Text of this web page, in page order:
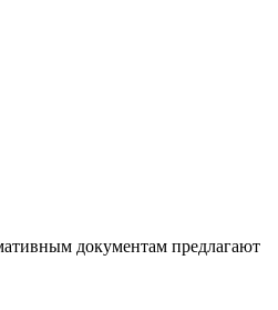
документам предлагают